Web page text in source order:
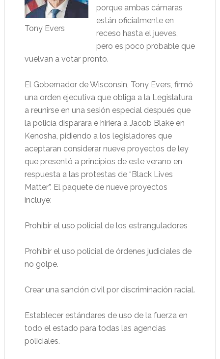
Tony Evers
porque ambas cámaras
están oficialmente en
receso hasta el jueves,
pero es poco probable que
vuelvan a votar pronto.
El Gobernador de Wisconsin, Tony Evers, firmó
una orden ejecutiva que obliga a la Legislatura
a reunirse en una sesión especial después que
la policía disparara e hiriera a Jacob Blake en
Kenosha, pidiendo a los legisladores que
aceptaran considerar nueve proyectos de ley
que presentó a principios de este verano en
respuesta a las protestas de “Black Lives
Matter”. El paquete de nueve proyectos
incluye:
Prohibir el uso policial de los estranguladores
Prohibir el uso policial de órdenes judiciales de
no golpe.
Crear una sanción civil por discriminación racial.
Establecer estándares de uso de la fuerza en
todo el estado para todas las agencias
policiales.